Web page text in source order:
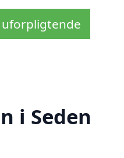
uforpligtende
i Seden